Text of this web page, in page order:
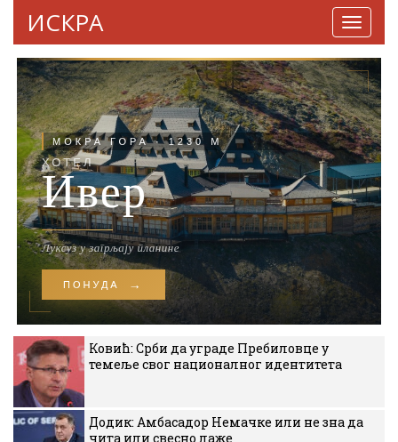
ИСКРА
Ковић: Срби да уграде Пребиловце у
темеље свог националног идентитета
Додик: Амбасадор Немачке или не зна да
чита или свесно лаже